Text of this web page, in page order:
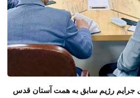
جرایم رژیم سابق به همت آستان قدس